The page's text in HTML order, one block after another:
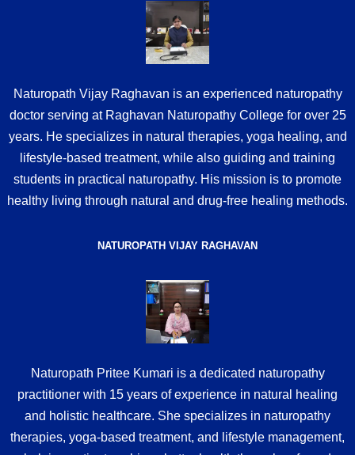
Naturopath Vijay Raghavan is an experienced naturopathy
doctor serving at Raghavan Naturopathy College for over 25
years. He specializes in natural therapies, yoga healing, and
lifestyle-based treatment, while also guiding and training
students in practical naturopathy. His mission is to promote
healthy living through natural and drug-free healing methods.
NATUROPATH VIJAY RAGHAVAN
Naturopath Pritee Kumari is a dedicated naturopathy
practitioner with 15 years of experience in natural healing
and holistic healthcare. She specializes in naturopathy
therapies, yoga-based treatment, and lifestyle management,